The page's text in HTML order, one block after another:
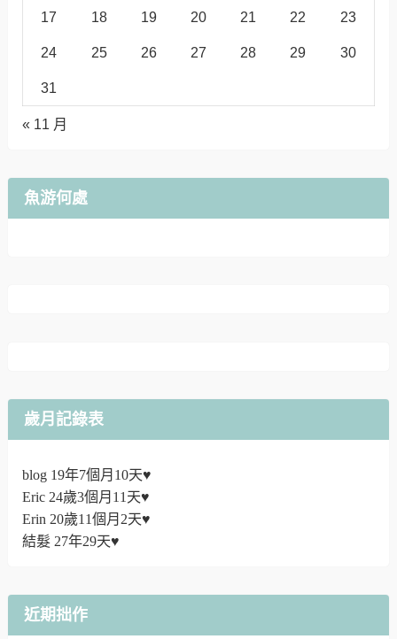
17 18 19 20 21 22 23
24 25 26 27 28 29 30
31
« 11 月
魚游何處
歲月記錄表
blog 19年7個月10天♥
Eric 24歲3個月11天♥
Erin 20歲11個月2天♥
結髮 27年29天♥
近期拙作